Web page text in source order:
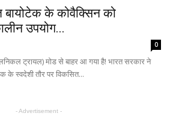
बायोटेक के कोवैक्सिन को
उपयोग...
0
ट्रायल) मोड से बाहर आ गया है! भारत सरकार ने
के स्वदेशी तौर पर विकसित...
- Advertisement -